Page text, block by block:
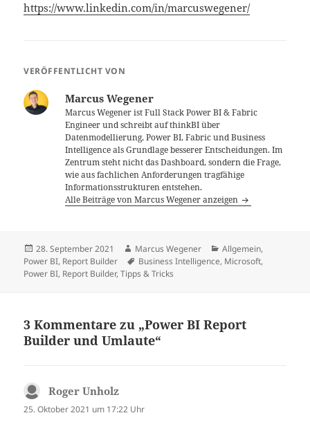
https://www.linkedin.com/in/marcuswegener/
VERÖFFENTLICHT VON
Marcus Wegener
Marcus Wegener ist Full Stack Power BI & Fabric
Engineer und schreibt auf thinkBI über
Datenmodellierung, Power BI, Fabric und Business
Intelligence als Grundlage besserer Entscheidungen. Im
Zentrum steht nicht das Dashboard, sondern die Frage,
wie aus fachlichen Anforderungen tragfähige
Informationsstrukturen entstehen.
Alle Beiträge von Marcus Wegener anzeigen
Veröffentlicht
am
28. September 2021 Autor
Marcus Wegener Kategorien
Allgemein,
Power BI, Report Builder Schlagwörter
Business Intelligence, Microsoft,
Power BI, Report Builder,Tipps & Tricks
3 Kommentare zu „Power BI Report
Builder und Umlaute“
Roger Unholz
25. Oktober 2021 um 17:22 Uhr